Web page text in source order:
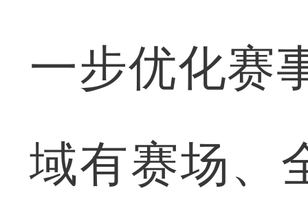
一步优化赛
域有赛场、